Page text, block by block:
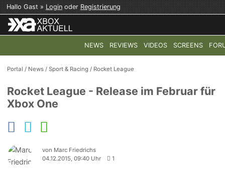
Hallo Gast »LoginoderRegistrierung
NEWS REVIEWS VIDEOS SCREENS
COD: MODERN WARFARE 4 HALO:
Portal / News /Sport & Racing / Rocket League
Rocket League - Release im Februar für
Xbox One
von Marc Friedrichs
04.12.2015, 09:40 Uhr
1